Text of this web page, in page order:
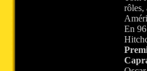
rôles,
En